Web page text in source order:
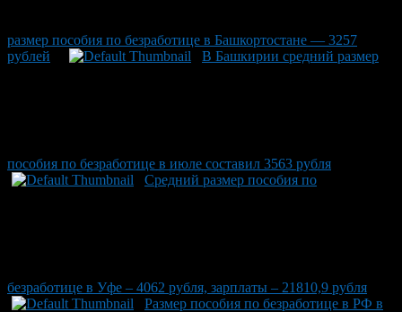
размер пособия по безработице в Башкортостане — 3257
рублей
В Башкирии средний размер
пособия по безработице в июле составил 3563 рубля
Средний размер пособия по
безработице в Уфе – 4062 рубля, зарплаты – 21810,9 рубля
Размер пособия по безработице в РФ в